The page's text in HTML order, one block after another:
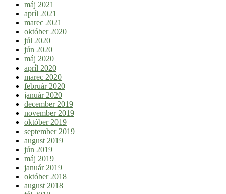
máj 2021
apríl 2021
marec 2021
október 2020
júl 2020
jún 2020
máj 2020
apríl 2020
marec 2020
február 2020
január 2020
december 2019
november 2019
október 2019
september 2019
august 2019
jún 2019
máj 2019
január 2019
október 2018
august 2018